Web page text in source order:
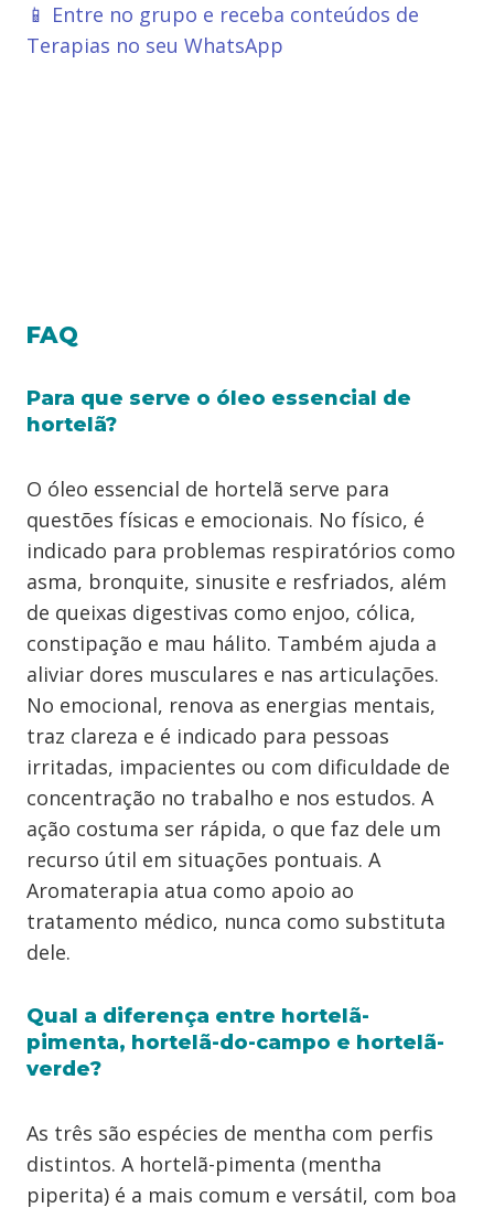
📱 Entre no grupo e receba conteúdos de
Terapias no seu WhatsApp
FAQ
Para que serve o óleo essencial de
hortelã?
O óleo essencial de hortelã serve para
questões físicas e emocionais. No físico, é
indicado para problemas respiratórios como
asma, bronquite, sinusite e resfriados, além
de queixas digestivas como enjoo, cólica,
constipação e mau hálito. Também ajuda a
aliviar dores musculares e nas articulações.
No emocional, renova as energias mentais,
traz clareza e é indicado para pessoas
irritadas, impacientes ou com dificuldade de
concentração no trabalho e nos estudos. A
ação costuma ser rápida, o que faz dele um
recurso útil em situações pontuais. A
Aromaterapia atua como apoio ao
tratamento médico, nunca como substituta
dele.
Qual a diferença entre hortelã-
pimenta, hortelã-do-campo e hortelã-
verde?
As três são espécies de mentha com perfis
distintos. A hortelã-pimenta (mentha
piperita) é a mais comum e versátil, com boa